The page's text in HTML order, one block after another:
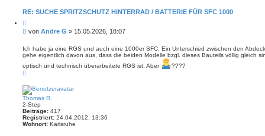
RE: SUCHE SPRITZSCHUTZ HINTERRAD / BATTERIE FÜR SFC 1000
i
t
e
r
n
B
i
t
r
von Andre G » 15.05.2026, 18:07
Ich habe ja eine RGS und auch eine 1000er SFC. Ein Unterschied zwischen den
gehe eigentlich davon aus, dass die beiden Modelle bzgl. dieses Bauteils völlig gleich
optisch und technisch überarbeitete RGS ist. Aber
????
c
h
o
b
e
n
Thomas R.
2-Step
Beiträge: 417
Registriert: 24.04.2012, 13:36
Wohnort: Karlsruhe